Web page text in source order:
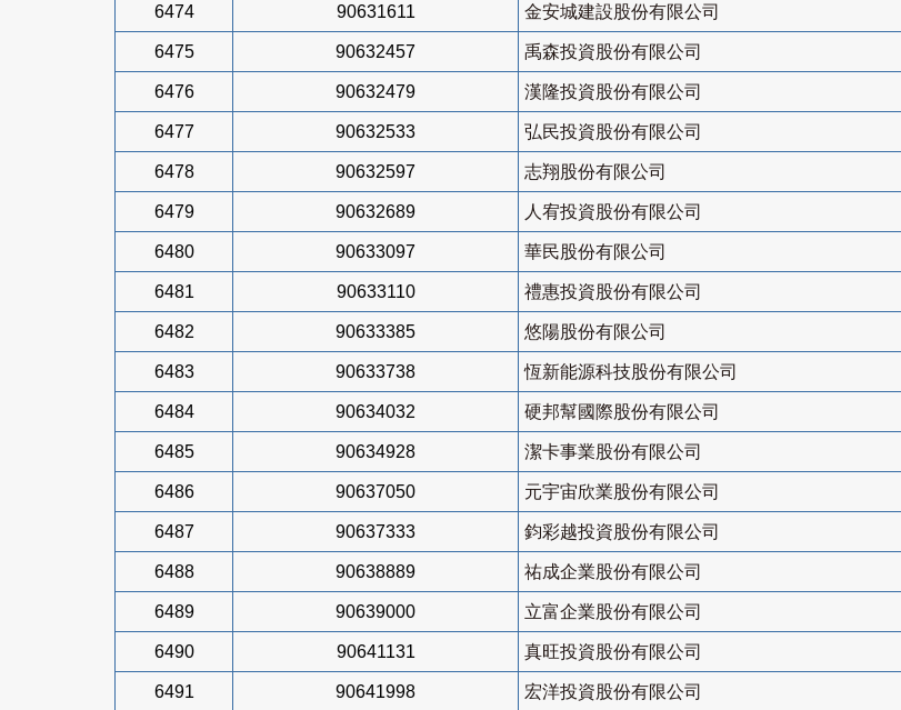
6474 90631611 金安城建設股份有限公司
6475 90632457 禹森投資股份有限公司
6476 90632479 漢隆投資股份有限公司
6477 90632533 弘民投資股份有限公司
6478 90632597 志翔股份有限公司
6479 90632689 人宥投資股份有限公司
6480 90633097 華民股份有限公司
6481 90633110 禮惠投資股份有限公司
6482 90633385 悠陽股份有限公司
6483 90633738 恆新能源科技股份有限公司
6484 90634032 硬邦幫國際股份有限公司
6485 90634928 潔卡事業股份有限公司
6486 90637050 元宇宙欣業股份有限公司
6487 90637333 鈞彩越投資股份有限公司
6488 90638889 祐成企業股份有限公司
6489 90639000 立富企業股份有限公司
6490 90641131 真旺投資股份有限公司
6491 90641998 宏洋投資股份有限公司